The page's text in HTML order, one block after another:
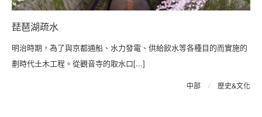
琵琶湖疏水
明治時期，為了與京都通船、水力發電、供給飲水等各種目的而實施的
劃時代土木工程。從觀音寺的取水口[...]
中部 / 歷史&文化